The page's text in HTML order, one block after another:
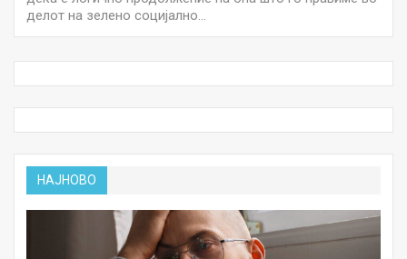
делот на зелено социјално…
НАЈНОВО